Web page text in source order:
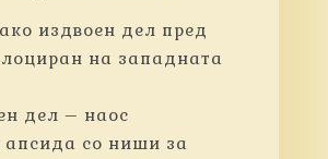
издвоен дел пред
лоциран на западната
дел – наос
апсида со ниши за